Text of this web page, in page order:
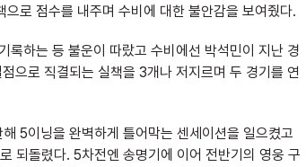
로 점수를 내주며 수비에 대한 불안감을 보여줬다.
하는 등 불운이 따랐고 수비에선 박석민이 지난 경
으로 직결되는 실책을 3개나 저지르며 두 경기를 연
5이닝을 완벽하게 틀어막는 센세이션을 일으켰고
되돌렸다. 5차전엔 송명기에 이어 전반기의 영웅 구